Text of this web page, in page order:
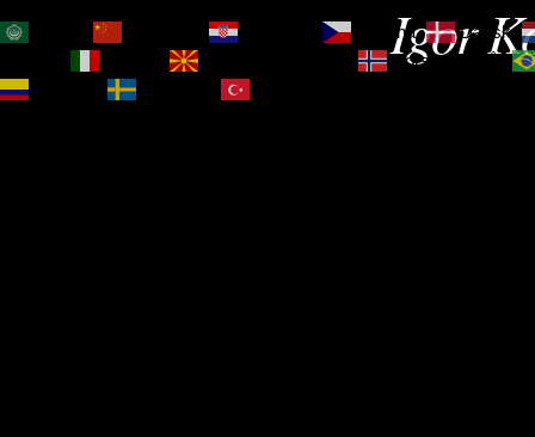
Igor
Čeština‎
Dansk
Norsk bokmål